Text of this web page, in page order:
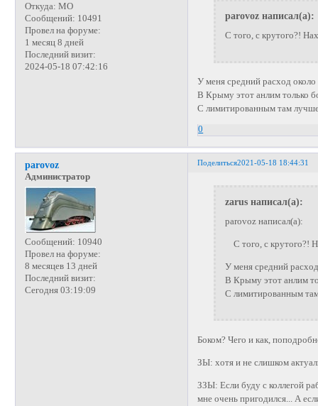
Откуда: МО
Сообщений: 10491
Провел на форуме:
1 месяц 8 дней
Последний визит:
2024-05-18 07:42:16
parovoz написал(а):
С того, с крутого?!
У меня средний расход
В Крыму этот анлим только
С лимитированным там
0
Поделиться2021-05-18 18:44:31
parovoz
Администратор
Сообщений: 10940
Провел на форуме:
8 месяцев 13 дней
Последний визит:
Сегодня 03:19:09
zarus написал(а):
parovoz написал(а):
С того, с крутого?!
У меня средний
В Крыму этот анлим
С лимитированным
Боком? Чего и как,
ЗЫ: хотя и не слишком
ЗЗЫ: Если буду с коллегой
мне очень пригодился... А